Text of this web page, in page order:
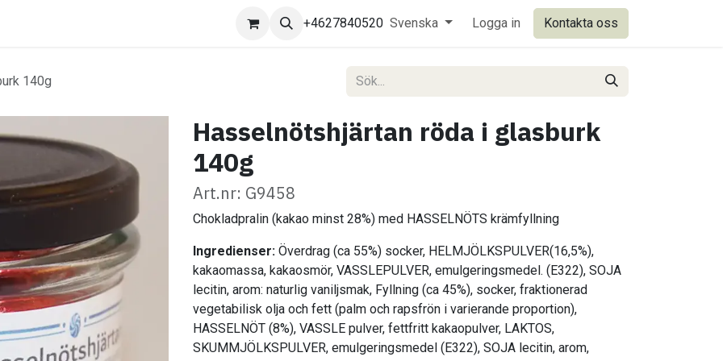
+4627840520 Svenska Logga in Kontakta oss
140g
Hasselnötshjärtan röda i glasburk
140g
Art.nr: G9458
Chokladpralin (kakao minst 28%) med HASSELNÖTS krämfyllning
Ingredienser: Överdrag (ca 55%) socker, HELMJÖLKSPULVER(16,5%),
kakaomassa, kakaosmör, VASSLEPULVER, emulgeringsmedel. (E322), SOJA
lecitin, arom: naturlig vaniljsmak, Fyllning (ca 45%), socker, fraktionerad
vegetabilisk olja och fett (palm och rapsfrön i varierande proportion),
HASSELNÖT (8%), VASSLE pulver, fettfritt kakaopulver, LAKTOS,
SKUMMJÖLKSPULVER, emulgeringsmedel (E322), SOJA lecitin, arom,